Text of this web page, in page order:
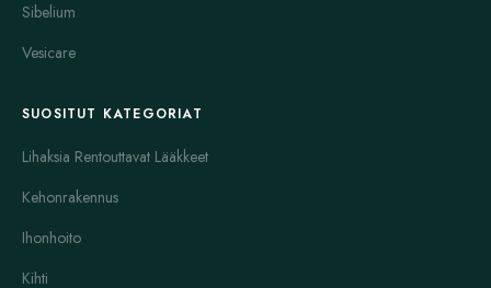
Sibelium
Vesicare
SUOSITUT KATEGORIAT
Lihaksia Rentouttavat Lääkkeet
Kehonrakennus
Ihonhoito
Kihti